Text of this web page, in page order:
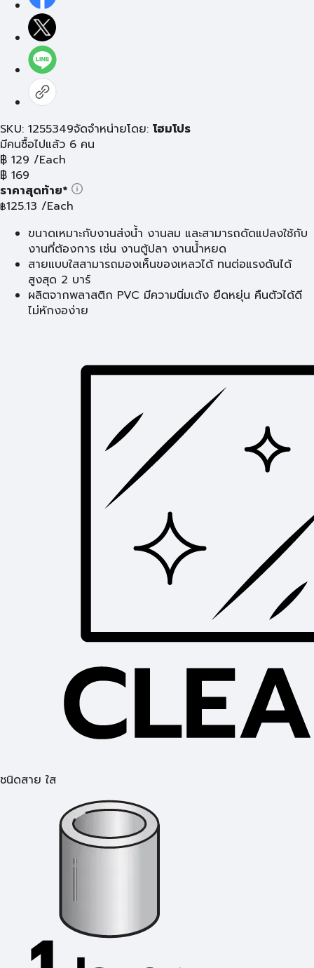
SKU: 1255349จัดจำหน่ายโดย: โฮมโปร
มีคนซื้อไปแล้ว 6 คน
฿ 129 /Each
฿ 169
ราคาสุดท้าย*
฿125.13 /Each
ขนาดเหมาะกับงานส่งน้ำ งานลม และสามารถดัดแปลงใช้กับ
งานที่ต้องการ เช่น งานตู้ปลา งานน้ำหยด
สายแบบใสสามารถมองเห็นของเหลวได้ ทนต่อแรงดันได้
สูงสุด 2 บาร์
ผลิตจากพลาสติก PVC มีความนิ่มเด้ง ยืดหยุ่น คืนตัวได้ดี
ไม่หักงอง่าย
ชนิดสาย ใส